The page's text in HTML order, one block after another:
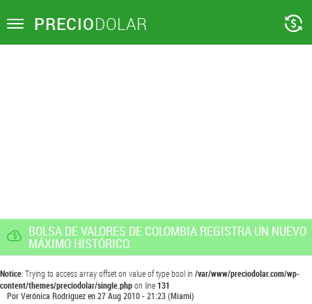
Toggle PRECIODOLAR
BOLSA DE VALORES DE COLOMBIA REGISTRA UN NUEVO
MÁXIMO HISTÓRICO.
Notice: Trying to access array offset on value of type bool in /var/www/preciodolar.com/wp-
content/themes/preciodolar/single.phpon line131
PorVerónica Rodriguezen27 Aug 2010 - 21:23(Miami)